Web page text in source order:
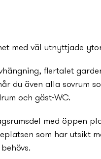
med väl utny­ttjade
flertalet
du även alla sovrum
och gäst-WC.
med öppen
som har utsikt